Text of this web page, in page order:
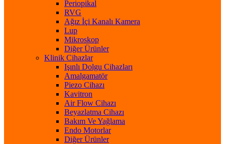
Periopikal
RVG
Ağız İçi Kanalı Kamera
Lup
Mikroskop
Diğer Ürünler
Klinik Cihazlar
Işınlı Dolgu Cihazları
Amalgamatör
Piezo Cihazı
Kavitron
Air Flow Cihazı
Beyazlatma Cihazı
Bakım Ve Yağlama
Endo Motorlar
Diğer Ürünler